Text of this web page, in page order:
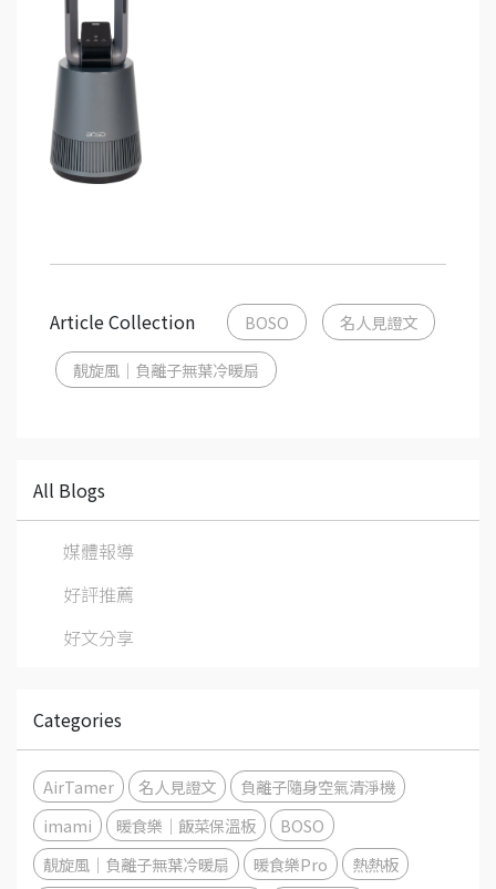
Article Collection BOSO 名人見證文
靚旋風｜負離子無葉冷暖扇
All Blogs
媒體報導
好評推薦
好文分享
Categories
AirTamer 名人見證文
負離子隨身空氣清淨機
imami
暖食樂｜飯菜保溫板
BOSO
靚旋風｜負離子無葉冷暖扇
暖食樂Pro
熱熱板